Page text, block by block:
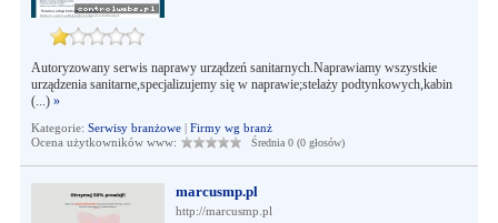
Autoryzowany serwis naprawy urządzeń sanitarnych.Naprawiamy wszystkie
urządzenia sanitarne,specjalizujemy się w naprawie;stelaży podtynkowych,kabin
(...) »
Kategorie: Serwisy branżowe| Firmy wg branż
Ocena użytkowników www:
Średnia 0 (0 głosów)
marcusmp.pl
http://marcusmp.pl